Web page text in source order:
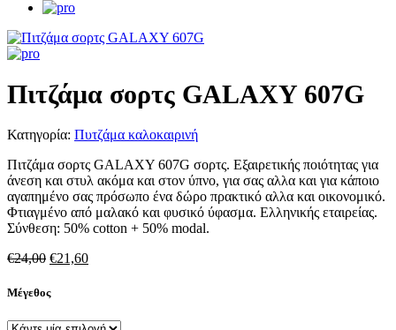
Πιτζάμα σορτς GALAXY 607G
Κατηγορία: Πυτζάμα καλοκαιρινή
Πιτζάμα σορτς GALAXY 607G σορτς. Εξαιρετικής ποιότητας για
άνεση και στυλ ακόμα και στον ύπνο, για σας αλλα και για κάποιο
αγαπημένο σας πρόσωπο ένα δώρο πρακτικό αλλα και οικονομικό.
Φτιαγμένο από μαλακό και φυσικό ύφασμα. Ελληνικής εταιρείας.
Σύνθεση: 50% cotton + 50% modal.
€24,00 Original
was:
€21,60Η
€21,60.
Μέγεθος